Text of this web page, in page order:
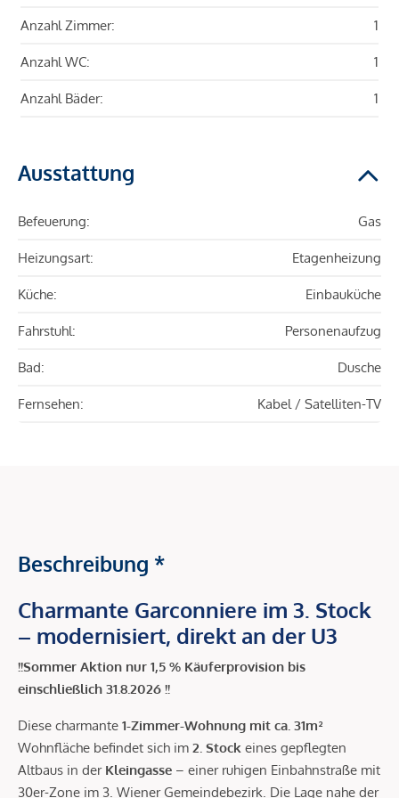
Anzahl Zimmer: 1
Anzahl WC: 1
Anzahl Bäder: 1
Ausstattung
Befeuerung: Gas
Heizungsart: Etagenheizung
Küche: Einbauküche
Fahrstuhl: Personenaufzug
Bad: Dusche
Fernsehen: Kabel / Satelliten-TV
Beschreibung *
Charmante Garconniere im 3. Stock
– modernisiert, direkt an der U3
!!Sommer Aktion nur 1,5 % Käuferprovision bis
einschließlich 31.8.2026 !!
Diese charmante 1-Zimmer-Wohnung mit ca. 31m²
Wohnfläche befindet sich im 2. Stock eines gepflegten
Altbaus in der Kleingasse – einer ruhigen Einbahnstraße mit
30er-Zone im 3. Wiener Gemeindebezirk. Die Lage nahe der